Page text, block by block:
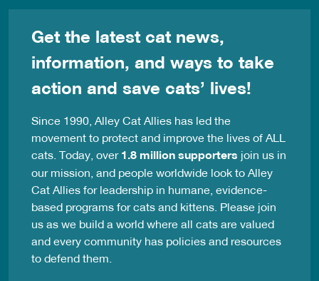
Get the latest cat news,
information, and ways to take
action and save cats’ lives!
Since 1990, Alley Cat Allies has led the
movement to protect and improve the lives of ALL
cats. Today, over 1.8 million supporters join us in
our mission, and people worldwide look to Alley
Cat Allies for leadership in humane, evidence-
based programs for cats and kittens. Please join
us as we build a world where all cats are valued
and every community has policies and resources
to defend them.